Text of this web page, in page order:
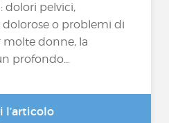
dolori pelvici,
o problemi di
molte donne, la
profondo...
l’articolo